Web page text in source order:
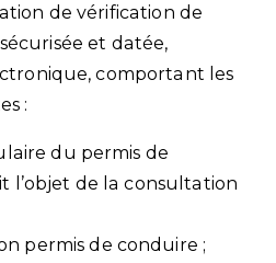
de vérification de
et datée,
comportant les
:
du permis de
l’objet de la consultation
permis de conduire ;